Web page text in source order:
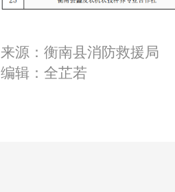
来源：衡南县消防救援局
编辑：全芷若